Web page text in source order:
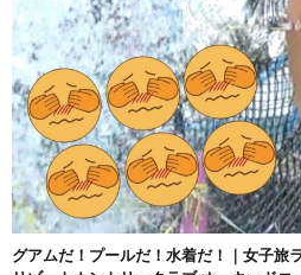
グアムだ！プールだ！水着だ！｜女子旅